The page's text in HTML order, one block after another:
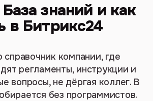
знаний и как
в Битрикс24
справочник компании, где
регламенты, инструкции и
вопросы, не дёргая коллег. В
без программистов.